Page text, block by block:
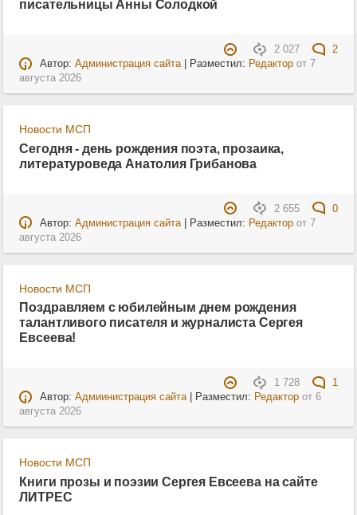
писательницы Анны Солодкой
2 027
2
Автор: Администрация сайта| Разместил: Редакторот 7
августа 2026
Новости МСП
Сегодня - день рождения поэта, прозаика,
литературоведа Анатолия Грибанова
2 655
0
Автор: Администрация сайта| Разместил: Редакторот 7
августа 2026
Новости МСП
Поздравляем с юбилейным днем рождения
талантливого писателя и журналиста Сергея
Евсеева!
1 728
1
Автор: Адмиинистрация сайта| Разместил: Редакторот 6
августа 2026
Новости МСП
Книги прозы и поэзии Сергея Евсеева на сайте
ЛИТРЕС